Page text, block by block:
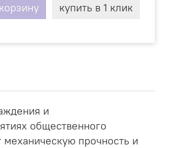
купить в 1 клик
и
общественного
прочность и